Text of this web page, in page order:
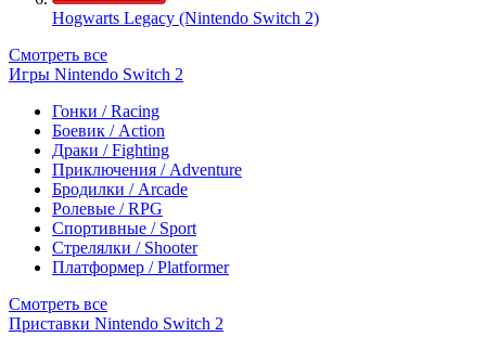
Hogwarts Legacy (Nintendo Switch 2)
Смотреть все
Игры Nintendo Switch 2
Гонки / Racing
Боевик / Action
Драки / Fighting
Приключения / Adventure
Бродилки / Arcade
Ролевые / RPG
Спортивные / Sport
Стрелялки / Shooter
Платформер / Platformer
Смотреть все
Приставки Nintendo Switch 2